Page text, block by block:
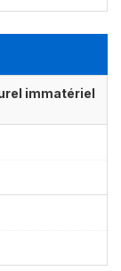
immatériel